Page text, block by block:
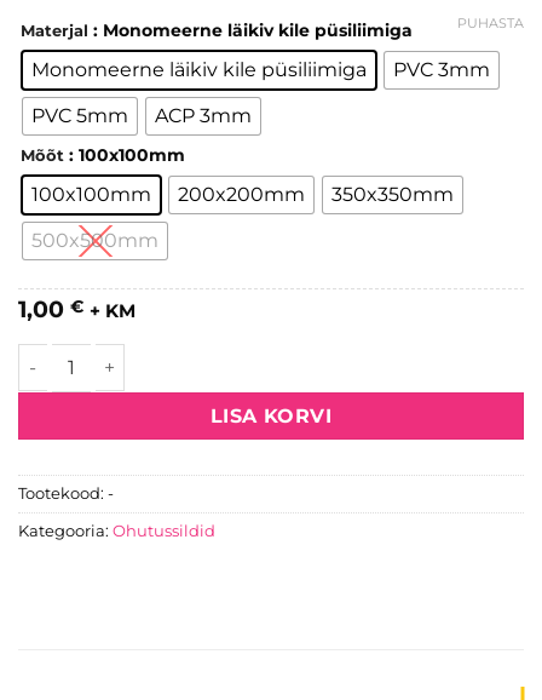
Materjal : Monomeerne läikiv kile püsiliimiga
Monomeerne läikiv kile püsiliimiga
PVC 3mm
PVC 5mm
ACP 3mm
Mõõt : 100x100mm
100x100mm 200x200mm
350x350mm
500x500mm
PUHASTA
1,00 € + KM
LISA KORVI
Tootekood: -
Kategooria: Ohutussildid